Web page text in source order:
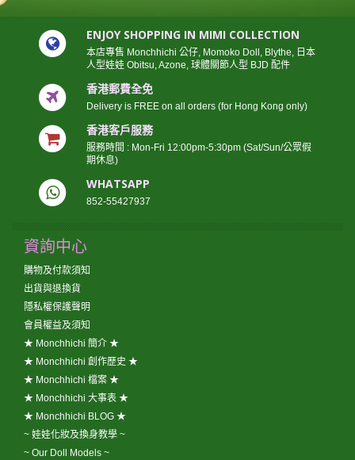
ENJOY SHOPPING IN MIMI COLLECTION
本店專售 Monchhichi 公仔, Momoko Doll, Blythe, 日本
人型娃娃 Obitsu, Azone, 球體關節人型 BJD 配件
香港郵費全免
Delivery is FREE on all orders (for Hong Kong only)
香港客戶服務
服務時間 : Mon-Fri 12:00pm-5:30pm (Sat/Sun/公眾假
期休息)
WHATSAPP
852-55427937
資詢中心
購物及付款須知
出貨與退換貨
隱私權保護聲明
會員權益及須知
★ Monchhichi 簡介 ★
★ Monchhichi 創作歷史 ★
★ Monchhichi 檔案 ★
★ Monchhichi 大事表 ★
★ Monchhichi BLOG ★
~ 娃娃化妝及換身教學 ~
~ Our Doll Models ~